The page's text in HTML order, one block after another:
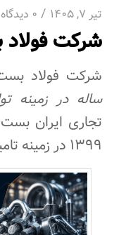
تیر 7, 1405 / 0 دیدگاه
شرکت فولاد
شرکت فولاد
ساله در زمینه
تجاری ایران
1399 در زمینه تامین بست داربستی و …